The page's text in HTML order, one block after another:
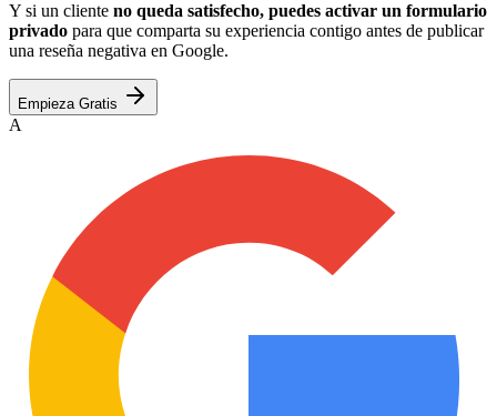
Y si un cliente no queda satisfecho, puedes activar un formulario
privado para que comparta su experiencia contigo antes de publicar
una reseña negativa en Google.
Empieza Gratis
A